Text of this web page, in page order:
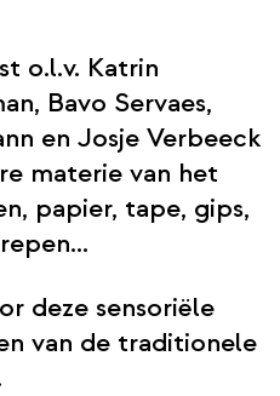
o.l.v. Katrin
Bavo Servaes,
en Josje Verbeeck
materie van het
papier, tape, gips,
deze sensoriële
van de traditionele